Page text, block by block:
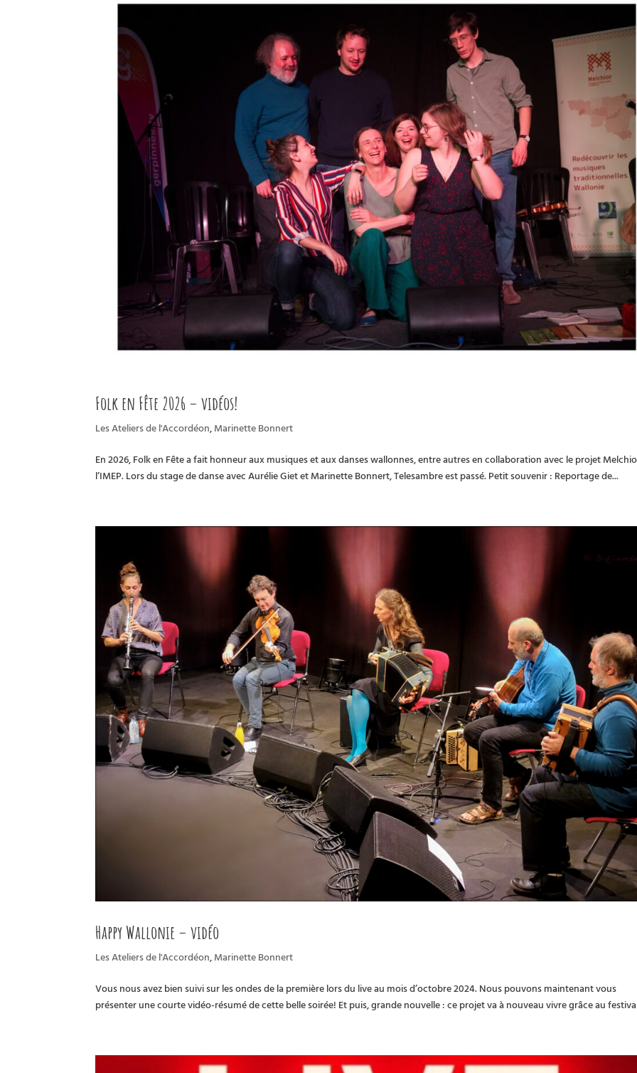
Folk en Fête 2026 – vidéos!
Les Ateliers de l'Accordéon,Marinette Bonnert
En 2026, Folk en Fête a fait honneur aux musiques et aux danses wallonnes, entre autres en collaboration avec le projet
l’IMEP. Lors du stage de danse avec Aurélie Giet et Marinette Bonnert, Telesambre est passé. Petit souvenir : Reportage de...
Happy Wallonie – vidéo
Les Ateliers de l'Accordéon,Marinette Bonnert
Vous nous avez bien suivi sur les ondes de la première lors du live au mois d’octobre 2024. Nous pouvons maintenant vous
présenter une courte vidéo-résumé de cette belle soirée! Et puis, grande nouvelle : ce projet va à nouveau vivre grâce au